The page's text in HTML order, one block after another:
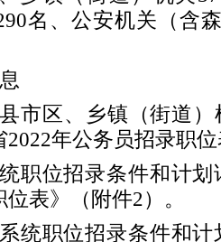
名、公安机关（含
市区、乡镇（街道
年公务员招录职
职位招录条件和计划
表》（附件2）。
统职位招录条件和计